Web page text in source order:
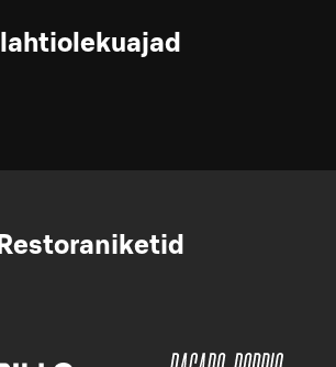
lahtiolekuajad
Restoraniketid